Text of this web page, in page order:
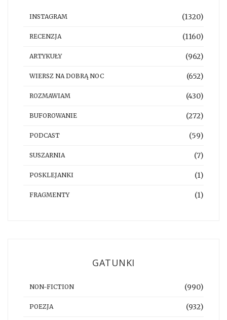
INSTAGRAM (1320)
RECENZJA (1160)
ARTYKUŁY (962)
WIERSZ NA DOBRĄ NOC (652)
ROZMAWIAM (430)
BUFOROWANIE (272)
PODCAST (59)
SUSZARNIA (7)
POSKLEJANKI (1)
FRAGMENTY (1)
GATUNKI
NON-FICTION (990)
POEZJA (932)